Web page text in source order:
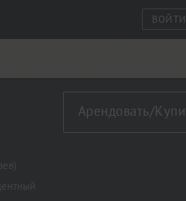
ВОЙТИ
Арендовать/
)